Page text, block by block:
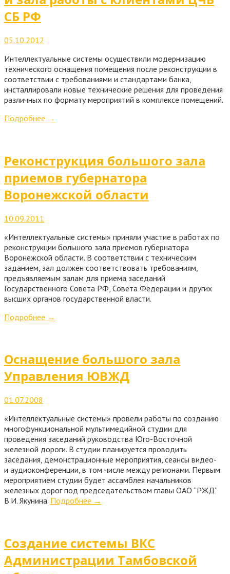
СБ РФ
05.10.2012
Интеллектуальные системы осуществили модернизацию
технического оснащения помещения после реконструкции в
соответствии с требованиями и стандартами банка,
инсталлировали новые технические решения для проведения
различных по формату мероприятий в комплексе помещений.
Подробнее →
Реконструкция большого зала
приемов губернатора
Воронежской области
10.09.2011
«Интеллектуальные системы» приняли участие в работах по
реконструкции большого зала приемов губернатора
Воронежской области. В соответствии с техническим
заданием, зал должен соответствовать требованиям,
предъявляемым залам для приема заседаний
Государственного Совета РФ, Совета Федерации и других
высших органов государственной власти.
Подробнее →
Оснащение большого зала
Управления ЮВЖД
01.07.2008
«Интеллектуальные системы» провели работы по созданию
многофункциональной мультимедийной студии для
проведения заседаний руководства Юго-Восточной
железной дороги. В студии планируется проводить
заседания, демонстрационные мероприятия, сеансы видео-
и аудиоконференции, в том числе между регионами. Первым
мероприятием студии будет ассамблея начальников
железных дорог под председательством главы ОАО “РЖД”
В.И. Якунина. Подробнее →
Создание системы ВКС
Администрации Тамбовской